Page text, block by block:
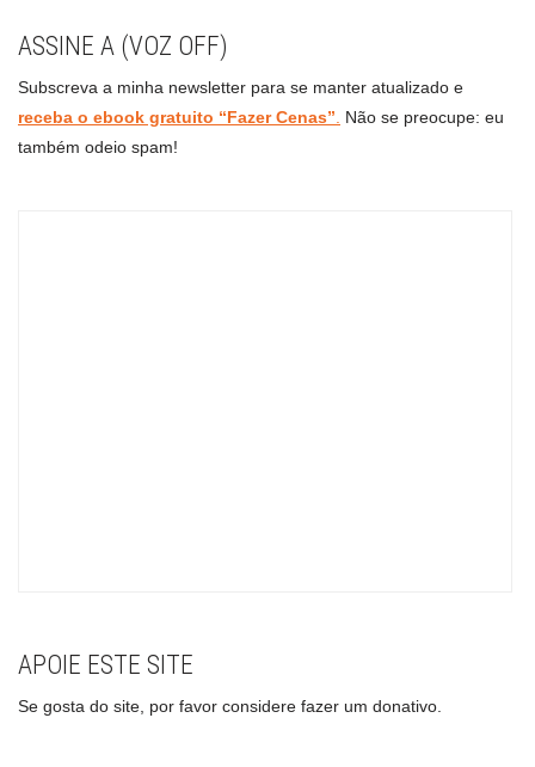
ASSINE A (VOZ OFF)
Subscreva a minha newsletter para se manter atualizado e
receba o ebook gratuito “Fazer Cenas”
Não se preocupe: eu
também odeio spam!
APOIE ESTE SITE
Se gosta do site, por favor considere fazer um donativo.